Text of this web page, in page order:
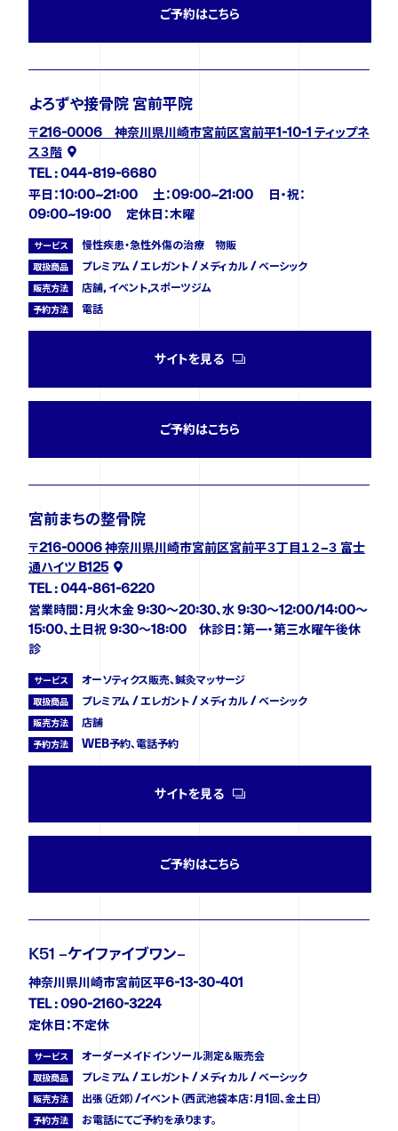
ご予約はこちら
よろずや接骨院 宮前平院
〒216-0006 神奈川県川崎市宮前区宮前平1-10-1 ティップネ
ス３階
TEL : 044-819-6680
平日：10:00~21:00 土：09:00~21:00 日・祝：
09:00~19:00 定休日：木曜
サービス 慢性疾患・急性外傷の治療 物販
取扱商品 プレミアム / エレガント / メディカル / ベーシック
販売方法 店舗, イベント,スポーツジム
予約方法 電話
サイトを見る
ご予約はこちら
宮前まちの整骨院
〒216-0006 神奈川県川崎市宮前区宮前平３丁目１２−３ 富士
通ハイツ B125
TEL : 044-861-6220
営業時間：月火木金 9:30～20:30、水 9:30～12:00/14:00～
15:00、土日祝 9:30～18:00 休診日：第一・第三水曜午後休
診
サービス オーソティクス販売、鍼灸マッサージ
取扱商品 プレミアム / エレガント / メディカル / ベーシック
販売方法 店舗
予約方法 WEB予約、電話予約
サイトを見る
ご予約はこちら
K51 −ケイファイブワン−
神奈川県川崎市宮前区平6-13-30-401
TEL : 090-2160-3224
定休日：不定休
サービス オーダーメイドインソール測定＆販売会
取扱商品 プレミアム / エレガント / メディカル / ベーシック
販売方法 出張（近郊）/イベント（西武池袋本店：月1回、金土日）
予約方法 お電話にてご予約を承ります。